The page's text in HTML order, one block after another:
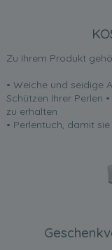
Zu Ihrem Produkt
• Weiche und seidige
Schützen Ihrer Perlen
zu erhalten
• Perlentuch, damit